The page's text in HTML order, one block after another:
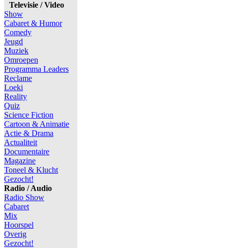
Televisie / Video
Show
Cabaret & Humor
Comedy
Jeugd
Muziek
Omroepen
Programma Leaders
Reclame
Loeki
Reality
Quiz
Science Fiction
Cartoon & Animatie
Actie & Drama
Actualiteit
Documentaire
Magazine
Toneel & Klucht
Gezocht!
Radio / Audio
Radio Show
Cabaret
Mix
Hoorspel
Overig
Gezocht!